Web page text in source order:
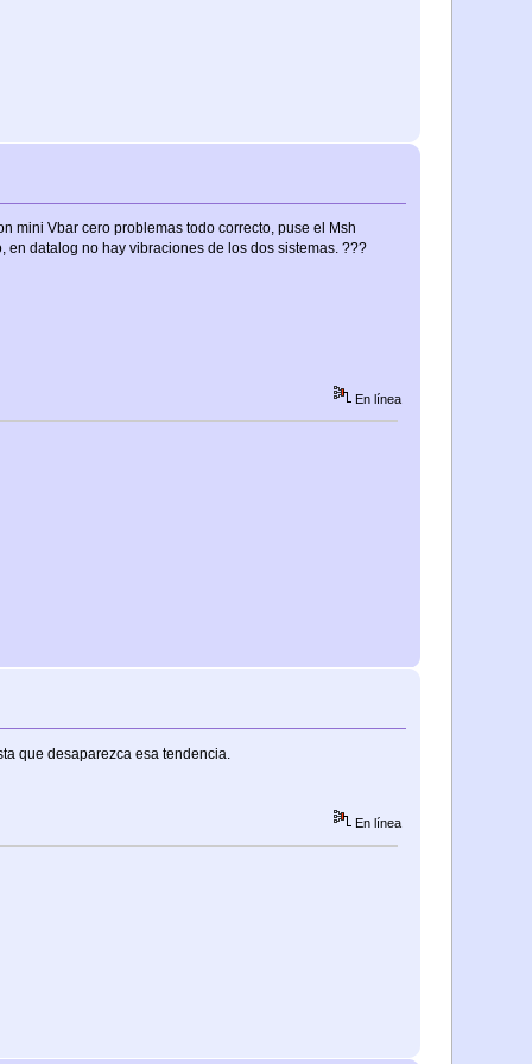
mini Vbar cero problemas todo correcto, puse el Msh
en datalog no hay vibraciones de los dos sistemas. ???
En línea
que desaparezca esa tendencia.
En línea